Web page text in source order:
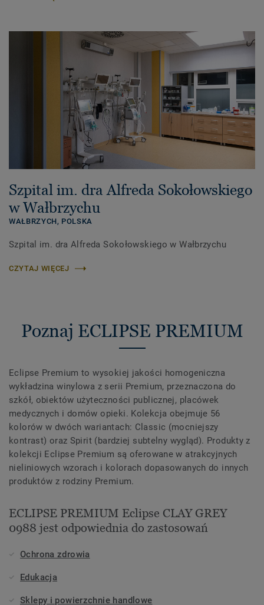
Szpital im. dra Alfreda Sokołowskiego
w Wałbrzychu
WAŁBRZYCH, POLSKA
Szpital im. dra Alfreda Sokołowskiego w Wałbrzychu
CZYTAJ WIĘCEJ
Poznaj ECLIPSE PREMIUM
Eclipse Premium to wysokiej jakości homogeniczna
wykładzina winylowa z serii Premium, przeznaczona do
szkół, obiektów użyteczności publicznej, placówek
medycznych i domów opieki. Kolekcja obejmuje 56
kolorów w dwóch wariantach: Classic (mocniejszy
kontrast) oraz Spirit (bardziej subtelny wygląd). Produkty z
kolekcji Eclipse Premium są oferowane w atrakcyjnych
nieliniowych wzorach i kolorach dopasowanych do innych
produktów z rodziny Premium.
ECLIPSE PREMIUM Eclipse CLAY GREY
0988 jest odpowiednia do zastosowań
Ochrona zdrowia
Edukacja
Sklepy i powierzchnie handlowe